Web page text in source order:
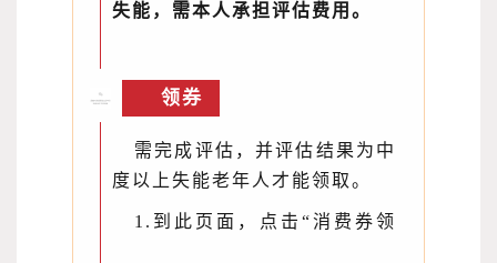
失能，需本人承担评估费用。
领券
需完成评估，并评估结果为中
度以上失能老年人才能领取。
1.到此页面，点击“消费券领